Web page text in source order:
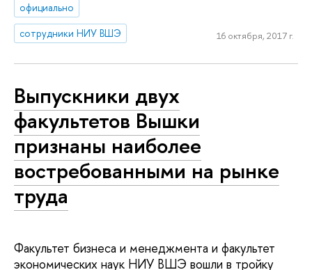
официально
сотрудники НИУ ВШЭ
16 октября, 2017 г.
Выпускники двух
факультетов Вышки
признаны наиболее
востребованными на рынке
труда
Факультет бизнеса и менеджмента и факультет
экономических наук НИУ ВШЭ вошли в тройку